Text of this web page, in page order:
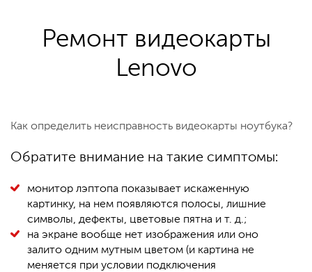
Ремонт видеокарты
Lenovo
Как определить неисправность видеокарты ноутбука?
Обратите внимание на такие симптомы:
монитор лэптопа показывает искаженную
картинку, на нем появляются полосы, лишние
символы, дефекты, цветовые пятна и т. д.;
на экране вообще нет изображения или оно
залито одним мутным цветом (и картина не
меняется при условии подключения